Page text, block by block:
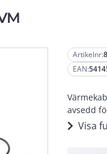
Artikelnr:
EAN:
avsedd
Visa